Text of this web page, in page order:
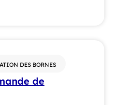
DES BORNES
de